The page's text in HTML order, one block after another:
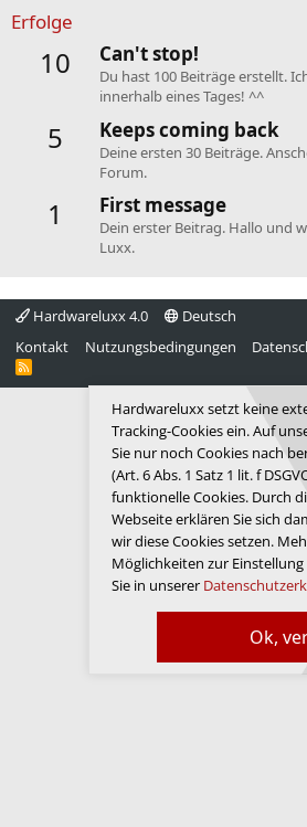
Erfolge
10 Can't stop!
Du hast 100 Beiträge erstellt.
innerhalb eines Tages! ^^
5 Keeps coming back
Deine ersten 30 Beiträge.
Forum.
1 First message
Dein erster Beitrag. Hallo und
Luxx.
Hardwareluxx 4.0
Deutsch
Kontakt
Nutzungsbedingungen
R
Ok,
Hardwareluxx setzt keine
Tracking-Cookies ein. Auf
Sie nur noch Cookies nach
(Art. 6 Abs. 1 Satz 1 lit. f
funktionelle Cookies. Durch
Webseite erklären Sie sich
wir diese Cookies setzen.
Möglichkeiten zur
Sie in unserer